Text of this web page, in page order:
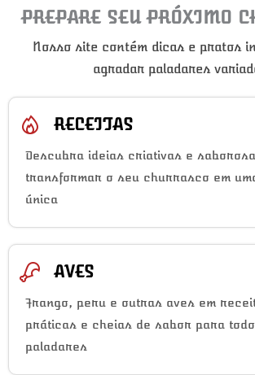
PREPARE SEU PRÓXIMO
Nosso site contém dicas e pratos
agradar paladares
RECEITAS
Descubra ideias criativas e
transformar o seu churrasco em
única
AVES
Frango, peru e outras aves em
práticas e cheias de sabor para
paladares